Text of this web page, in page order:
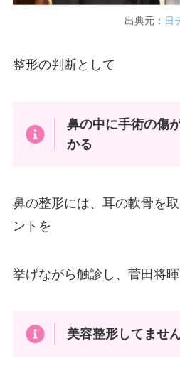
出典元： 日
整形の判断として
鼻の中に手術の傷
かる
鼻の整形には、耳の軟骨を
ントを
挙げながら触診し、菅田将
美容整形してませ